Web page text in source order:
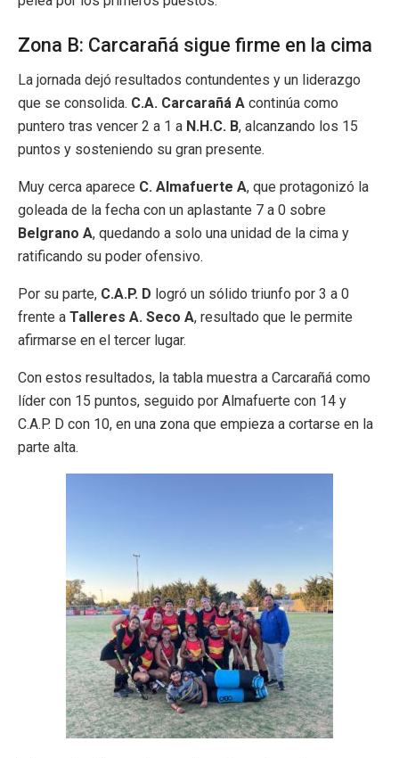
Zona B: Carcarañá sigue firme en la cima
La jornada dejó resultados contundentes y un liderazgo
que se consolida. C.A. Carcarañá A continúa como
puntero tras vencer 2 a 1 a N.H.C. B, alcanzando los 15
puntos y sosteniendo su gran presente.
Muy cerca aparece C. Almafuerte A, que protagonizó la
goleada de la fecha con un aplastante 7 a 0 sobre
Belgrano A, quedando a solo una unidad de la cima y
ratificando su poder ofensivo.
Por su parte, C.A.P. D logró un sólido triunfo por 3 a 0
frente a Talleres A. Seco A, resultado que le permite
afirmarse en el tercer lugar.
Con estos resultados, la tabla muestra a Carcarañá como
líder con 15 puntos, seguido por Almafuerte con 14 y
C.A.P. D con 10, en una zona que empieza a cortarse en la
parte alta.